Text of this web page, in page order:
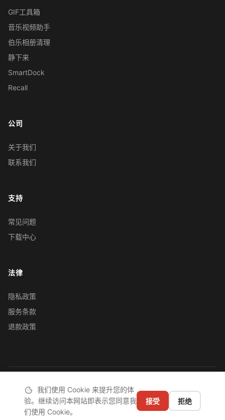
GIF工具箱
音乐视频助手
伯乐相册清理
静下来
SmartDock
Recall
公司
关于我们
联系我们
支持
常见问题
下载中心
法律
隐私政策
服务条款
退款政策
© 2019-2026 忽闪忽闪（深圳）科技有限责任公司
2020110542号-1
我们使用 Cookie 来提升您的体
验。继续访问本网站即表示您同意我
们使用 Cookie。
接受 拒绝